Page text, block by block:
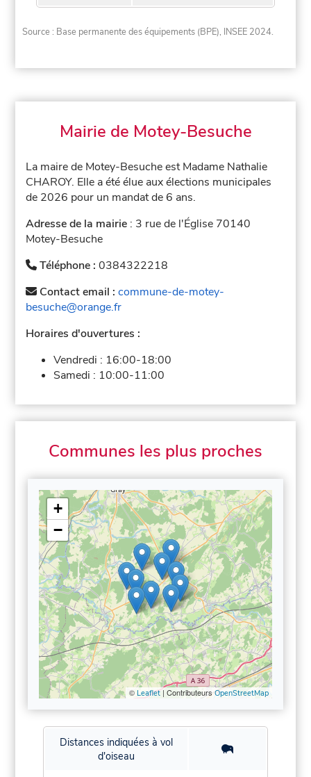
Source : Base permanente des équipements (BPE), INSEE 2024.
Mairie de Motey-Besuche
La maire de Motey-Besuche est Madame Nathalie
CHAROY. Elle a été élue aux élections municipales
de 2026 pour un mandat de 6 ans.
Adresse de la mairie : 3 rue de l'Église 70140
Motey-Besuche
Téléphone :0384322218
Contact email :commune-de-motey-
besuche@orange.fr
Horaires d'ouvertures :
Vendredi : 16:00-18:00
Samedi : 10:00-11:00
Communes les plus proches
+
−
© Leaflet| ContributeursOpenStreetMap
Distances indiquées à vol
d'oiseau